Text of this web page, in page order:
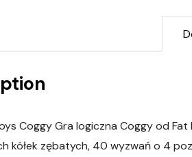
Coggy Gra logiczna Coggy od
kółek zębatych, 40 wyzwań o 4